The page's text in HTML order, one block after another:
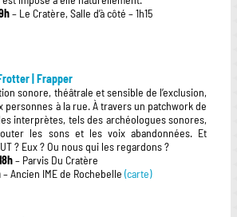
– Le Cratère, Salle d’à côté – 1h15
| Frapper
sonore, théâtrale et sensible de l’exclusion,
personnes à la rue. À travers un patchwork de
interprètes, tels des archéologues sonores,
les sons et les voix abandonnées. Et
? Eux ? Ou nous qui les regardons ?
– Parvis Du Cratère
– Ancien IME de Rochebelle (carte)